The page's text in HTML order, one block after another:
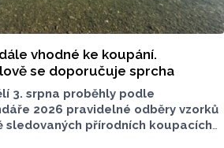
vhodné ke koupání.
se doporučuje sprcha
3. srpna proběhly podle
2026 pravidelné odběry vzorků
sledovaných přírodních koupacích